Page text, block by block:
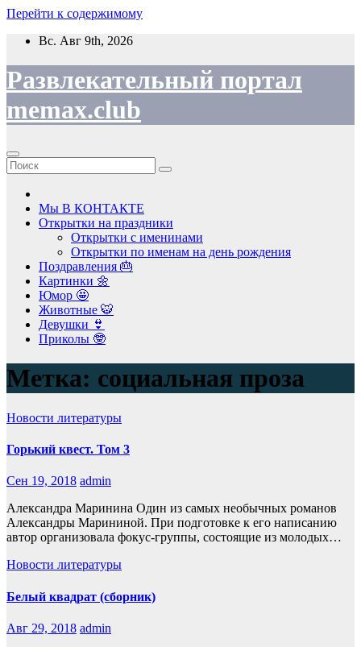
Перейти к содержимому
Вс. Авг 9th, 2026
Развлекательный портал
memax.club
Мы В КОНТАКТЕ
Открытки на праздники
Открытки с именинами
Открытки по именам на день рождения
Поздравления 🎂
Картинки 🌼
Юмор 🤩
Животные 🐯
Девушки 👙
Приколы 🤓
Метка: социальная проза
Новости литературы
Горький квест. Том 3
Сен 19, 2018 admin
Александра Маринина Один из самых необычных романов
Александры Марининой. При подготовке к его написанию
автор организовала фокус-группы, состоящие из молодых…
Новости литературы
Белый квадрат (сборник)
Авг 29, 2018 admin